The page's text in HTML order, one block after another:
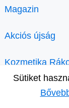
Magazin
Akciós újság
Kozmetika
Sütiket